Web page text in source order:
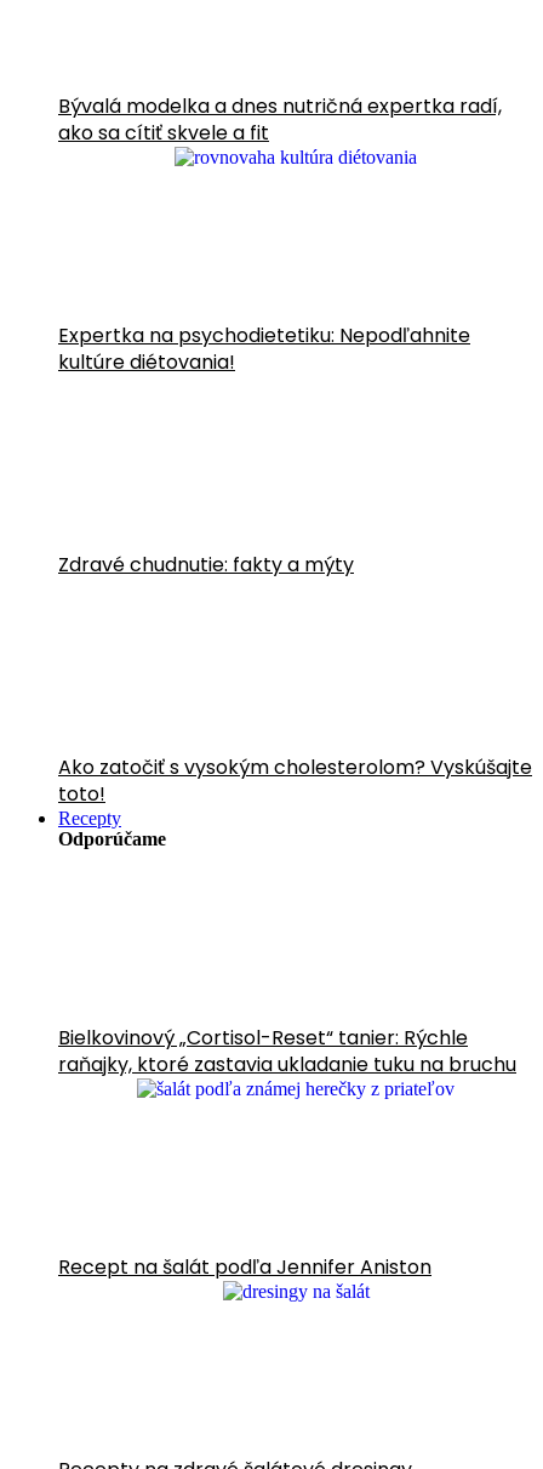
Bývalá modelka a dnes nutričná expertka radí,
ako sa cítiť skvele a fit
Expertka na psychodietetiku: Nepodľahnite
kultúre diétovania!
Zdravé chudnutie: fakty a mýty
Ako zatočiť s vysokým cholesterolom? Vyskúšajte
toto!
Recepty
Odporúčame
Bielkovinový „Cortisol-Reset“ tanier: Rýchle
raňajky, ktoré zastavia ukladanie tuku na bruchu
Recept na šalát podľa Jennifer Aniston